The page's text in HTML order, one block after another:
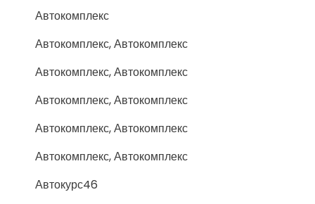
Автокомплекс
Автокомплекс, Автокомплекс
Автокомплекс, Автокомплекс
Автокомплекс, Автокомплекс
Автокомплекс, Автокомплекс
Автокомплекс, Автокомплекс
Автокурс46